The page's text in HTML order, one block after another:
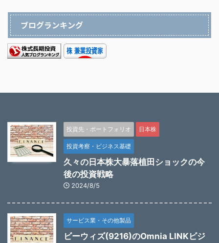
ブログランキング
投資先・ポートフォリオ 日本株
投資考察・ビジネス基礎
久々の日本株大暴落植田ショックの今
後の投資戦略
2024/8/5
サービス業・その他製品
ビーウィズ(9216)のOmnia LINKビジ